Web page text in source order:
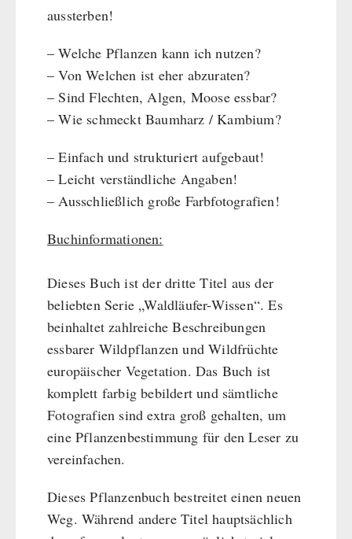
aussterben!
– Welche Pflanzen kann ich nutzen?
– Von Welchen ist eher abzuraten?
– Sind Flechten, Algen, Moose essbar?
– Wie schmeckt Baumharz / Kambium?
– Einfach und strukturiert aufgebaut!
– Leicht verständliche Angaben!
– Ausschließlich große Farbfotografien!
Buchinformationen:
Dieses Buch ist der dritte Titel aus der
beliebten Serie „Waldläufer-Wissen“. Es
beinhaltet zahlreiche Beschreibungen
essbarer Wildpflanzen und Wildfrüchte
europäischer Vegetation. Das Buch ist
komplett farbig bebildert und sämtliche
Fotografien sind extra groß gehalten, um
eine Pflanzenbestimmung für den Leser zu
vereinfachen.
Dieses Pflanzenbuch bestreitet einen neuen
Weg. Während andere Titel hauptsächlich